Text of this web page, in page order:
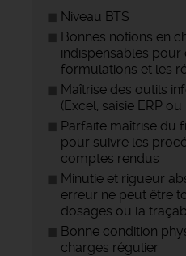
Niveau BTS
Bonnes notions en
indispensables
formulations et les
Maîtrise des outils
(Excel, saisie ERP
Parfaite maîtrise du
pour suivre les
comptes rendus
Minutie et rigueur
erreur ne peut être
dosages ou la
Bonne condition
charges régulier